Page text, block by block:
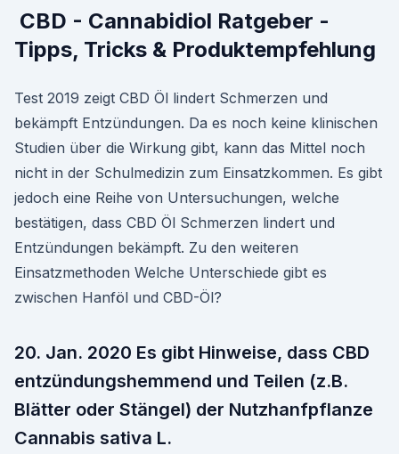
️ CBD - Cannabidiol Ratgeber -
Tipps, Tricks & Produktempfehlung
Test 2019 zeigt CBD Öl lindert Schmerzen und
bekämpft Entzündungen. Da es noch keine klinischen
Studien über die Wirkung gibt, kann das Mittel noch
nicht in der Schulmedizin zum Einsatzkommen. Es gibt
jedoch eine Reihe von Untersuchungen, welche
bestätigen, dass CBD Öl Schmerzen lindert und
Entzündungen bekämpft. Zu den weiteren
Einsatzmethoden Welche Unterschiede gibt es
zwischen Hanföl und CBD-Öl?
20. Jan. 2020 Es gibt Hinweise, dass CBD
entzündungshemmend und Teilen (z.B.
Blätter oder Stängel) der Nutzhanfpflanze
Cannabis sativa L.